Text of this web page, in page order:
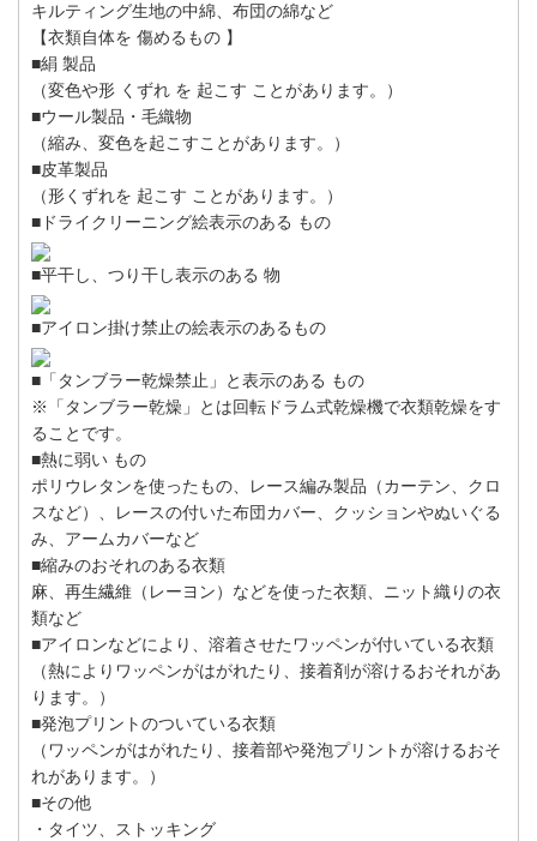
キルティング生地の中綿、布団の綿など
【衣類自体を 傷めるもの 】
■絹 製品
（変色や形 くずれ を 起こす ことがあります。）
■ウール製品・毛織物
（縮み、変色を起こすことがあります。）
■皮革製品
（形くずれを 起こす ことがあります。）
■ドライクリーニング絵表示のある もの
■平干し、つり干し表示のある 物
■アイロン掛け禁止の絵表示のあるもの
■「タンブラー乾燥禁止」と表示のある もの
※「タンブラー乾燥」とは回転ドラム式乾燥機で衣類乾燥をす
ることです。
■熱に弱い もの
ポリウレタンを使ったもの、レース編み製品（カーテン、クロ
スなど）、レースの付いた布団カバー、クッションやぬいぐる
み、アームカバーなど
■縮みのおそれのある衣類
麻、再生繊維（レーヨン）などを使った衣類、ニット織りの衣
類など
■アイロンなどにより、溶着させたワッペンが付いている衣類
（熱によりワッペンがはがれたり、接着剤が溶けるおそれがあ
ります。）
■発泡プリントのついている衣類
（ワッペンがはがれたり、接着部や発泡プリントが溶けるおそ
れがあります。）
■その他
・タイツ、ストッキング